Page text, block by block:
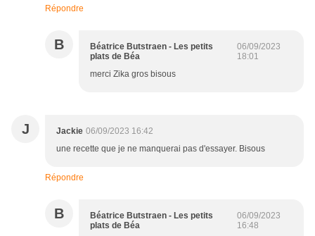
Répondre
B
Béatrice Butstraen - Les petits
plats de Béa
06/09/2023
18:01
merci Zika gros bisous
J Jackie 06/09/2023 16:42
une recette que je ne manquerai pas d'essayer. Bisous
Répondre
B
Béatrice Butstraen - Les petits
plats de Béa
06/09/2023
16:48